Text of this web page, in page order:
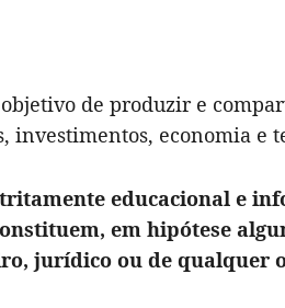
de produzir e
economia e
educacional e
em hipótese
jurídico ou de qualquer